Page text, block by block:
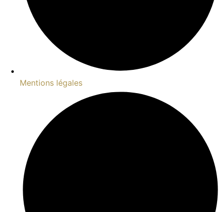
Mentions légales